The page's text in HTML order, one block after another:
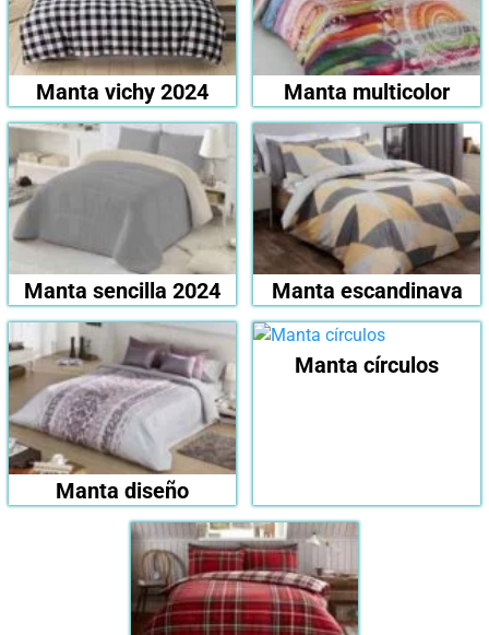
Manta vichy 2024 Manta multicolor
Manta sencilla 2024 Manta escandinava
Manta diseño
Manta círculos